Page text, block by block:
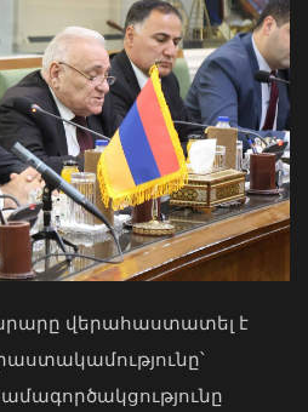
է
ՌԴ դեմ
համար
հետո
թունավորման
է ԲԿ. ՀՎԿԱԿ
վերահաստատել է